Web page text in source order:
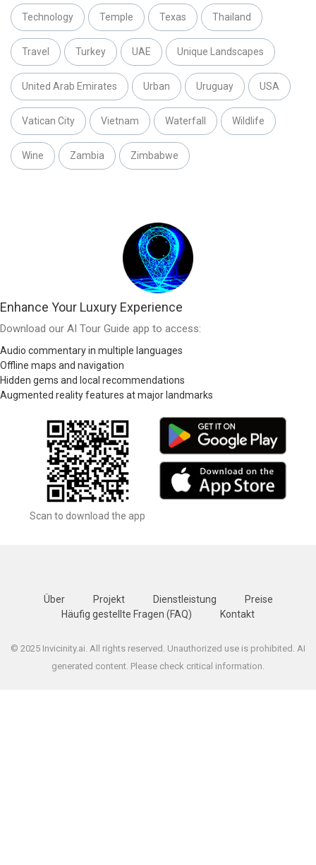
Technology Temple Texas Thailand
Travel Turkey UAE Unique Landscapes
United Arab Emirates Urban Uruguay USA
Vatican City Vietnam Waterfall Wildlife
Wine Zambia Zimbabwe
Enhance Your Luxury Experience
Download our AI Tour Guide app to access:
Audio commentary in multiple languages
Offline maps and navigation
Hidden gems and local recommendations
Augmented reality features at major landmarks
Scan to download the app
Über Projekt Dienstleistung
Preise
Häufig gestellte Fragen (FAQ)
Kontakt
© 2025 Invicinity.ai. All rights reserved. Unauthorized use is prohibited. AI
generated content. Please check critical information.